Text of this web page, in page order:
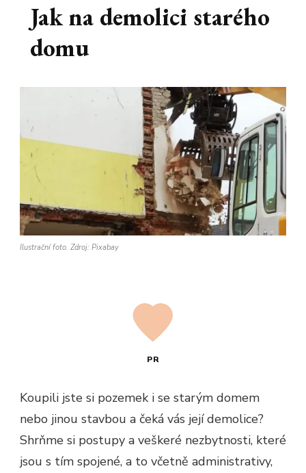
Jak na demolici starého
domu
Ilustrační foto. Zdroj: Pixabay
PR
Koupili jste si pozemek i se starým domem
nebo jinou stavbou a čeká vás její demolice?
Shrňme si postupy a veškeré nezbytnosti, které
jsou s tím spojené, a to včetně administrativy,